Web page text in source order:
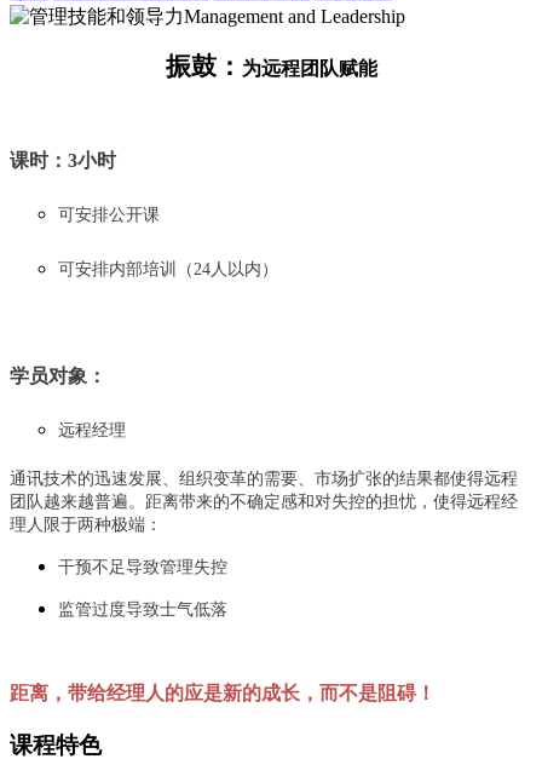
振鼓： 为远程团队赋能
课时：3小时
可安排公开课
可安排内部培训（24人以内）
学员对象：
远程经理
通讯技术的迅速发展、组织变革的需要、市场扩张的结果都使得远程
团队越来越普遍。距离带来的不确定感和对失控的担忧，使得远程经
理人限于两种极端：
干预不足导致管理失控
监管过度导致士气低落
距离，带给经理人的应是新的成长，而不是阻碍！
课程特色